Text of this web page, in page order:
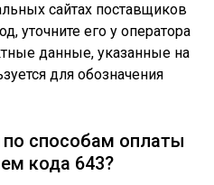
сайтах поставщиков
уточните его у оператора
данные, указанные на
для обозначения
по способам оплаты
кода 643?